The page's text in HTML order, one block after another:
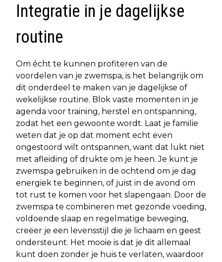
Integratie in je dagelijkse
routine
Om écht te kunnen profiteren van de
voordelen van je zwemspa, is het belangrijk om
dit onderdeel te maken van je dagelijkse of
wekelijkse routine. Blok vaste momenten in je
agenda voor training, herstel en ontspanning,
zodat het een gewoonte wordt. Laat je familie
weten dat je op dat moment echt even
ongestoord wilt ontspannen, want dat lukt niet
met afleiding of drukte om je heen. Je kunt je
zwemspa gebruiken in de ochtend om je dag
energiek te beginnen, of juist in de avond om
tot rust te komen voor het slapengaan. Door de
zwemspa te combineren met gezonde voeding,
voldoende slaap en regelmatige beweging,
creëer je een levensstijl die je lichaam en geest
ondersteunt. Het mooie is dat je dit allemaal
kunt doen zonder je huis te verlaten, waardoor